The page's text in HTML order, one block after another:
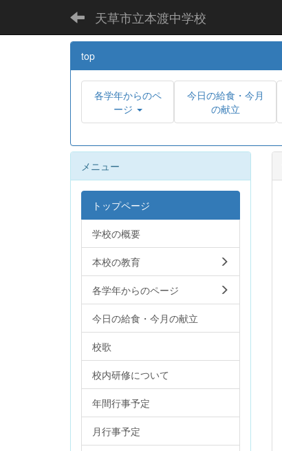
天草市立本渡中学校
top
各学年からのペ
ージ
今日の給食・今月
の献立
メニュー
トップページ
学校の概要
本校の教育
各学年からのページ
今日の給食・今月の献立
校歌
校内研修について
年間行事予定
月行事予定